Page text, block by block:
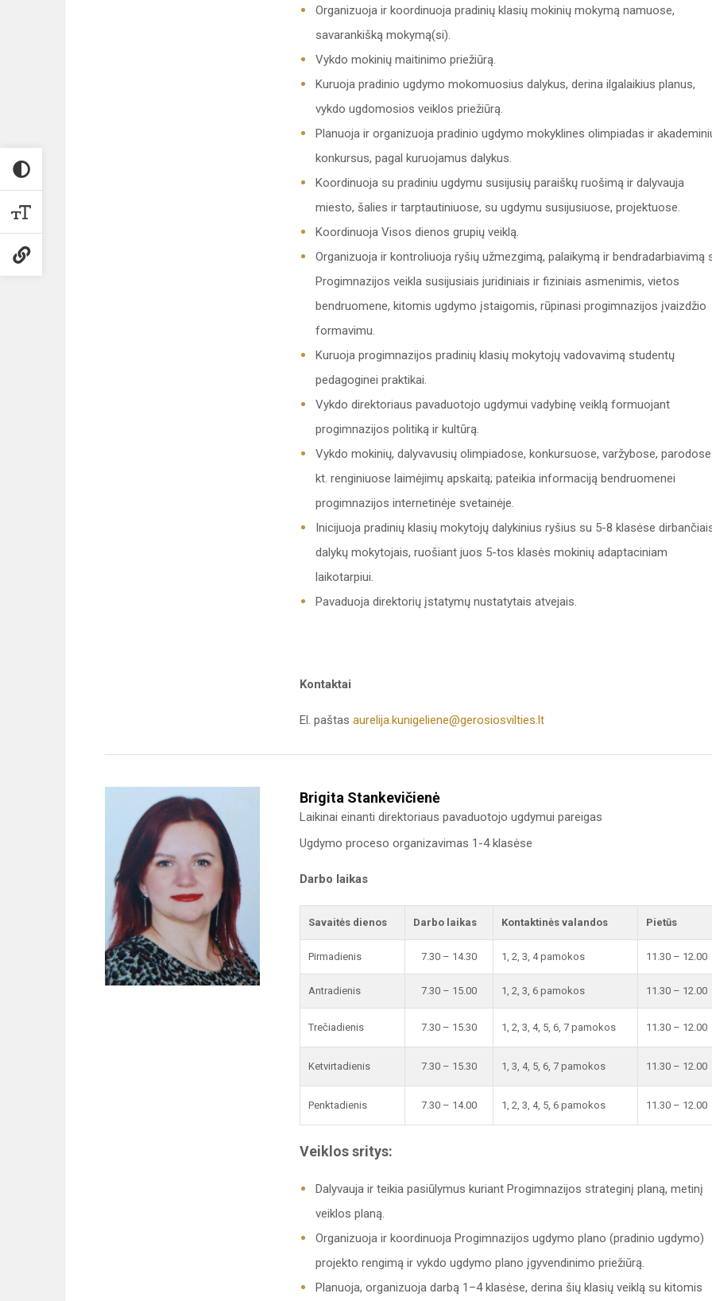
Organizuoja ir koordinuoja pradinių klasių mokinių mokymą namuose,
savarankišką mokymą(si).
Vykdo mokinių maitinimo priežiūrą.
Kuruoja pradinio ugdymo mokomuosius dalykus, derina ilgalaikius planus,
vykdo ugdomosios veiklos priežiūrą.
Planuoja ir organizuoja pradinio ugdymo mokyklines olimpiadas ir
konkursus, pagal kuruojamus dalykus.
Koordinuoja su pradiniu ugdymu susijusių paraiškų ruošimą ir dalyvauja
miesto, šalies ir tarptautiniuose, su ugdymu susijusiuose, projektuose.
Koordinuoja Visos dienos grupių veiklą.
Organizuoja ir kontroliuoja ryšių užmezgimą, palaikymą ir bendradarbiavimą
Progimnazijos veikla susijusiais juridiniais ir fiziniais asmenimis, vietos
bendruomene, kitomis ugdymo įstaigomis, rūpinasi progimnazijos įvaizdžio
formavimu.
Kuruoja progimnazijos pradinių klasių mokytojų vadovavimą studentų
pedagoginei praktikai.
Vykdo direktoriaus pavaduotojo ugdymui vadybinę veiklą formuojant
progimnazijos politiką ir kultūrą.
Vykdo mokinių, dalyvavusių olimpiadose, konkursuose, varžybose,
kt. renginiuose laimėjimų apskaitą; pateikia informaciją bendruomenei
progimnazijos internetinėje svetainėje.
Inicijuoja pradinių klasių mokytojų dalykinius ryšius su 5-8 klasėse
dalykų mokytojais, ruošiant juos 5-tos klasės mokinių adaptaciniam
laikotarpiui.
Pavaduoja direktorių įstatymų nustatytais atvejais.
Kontaktai
El. paštas aurelija.kunigeliene@gerosiosvilties.lt
Brigita Stankevičienė
Laikinai einanti direktoriaus pavaduotojo ugdymui pareigas
Ugdymo proceso organizavimas 1-4 klasėse
Darbo laikas
Savaitės dienos Darbo laikas Kontaktinės valandos Pietūs
Pirmadienis 7.30 – 14.30 1, 2, 3, 4 pamokos 11.30 – 12.00
Antradienis 7.30 – 15.00 1, 2, 3, 6 pamokos 11.30 – 12.00
Trečiadienis 7.30 – 15.30 1, 2, 3, 4, 5, 6, 7 pamokos 11.30 – 12.00
Ketvirtadienis 7.30 – 15.30 1, 3, 4, 5, 6, 7 pamokos 11.30 – 12.00
Penktadienis 7.30 – 14.00 1, 2, 3, 4, 5, 6 pamokos 11.30 – 12.00
Veiklos sritys:
Dalyvauja ir teikia pasiūlymus kuriant Progimnazijos strateginį planą, metinį
veiklos planą.
Organizuoja ir koordinuoja Progimnazijos ugdymo plano (pradinio ugdymo)
projekto rengimą ir vykdo ugdymo plano įgyvendinimo priežiūrą.
Planuoja, organizuoja darbą 1–4 klasėse, derina šių klasių veiklą su kitomis